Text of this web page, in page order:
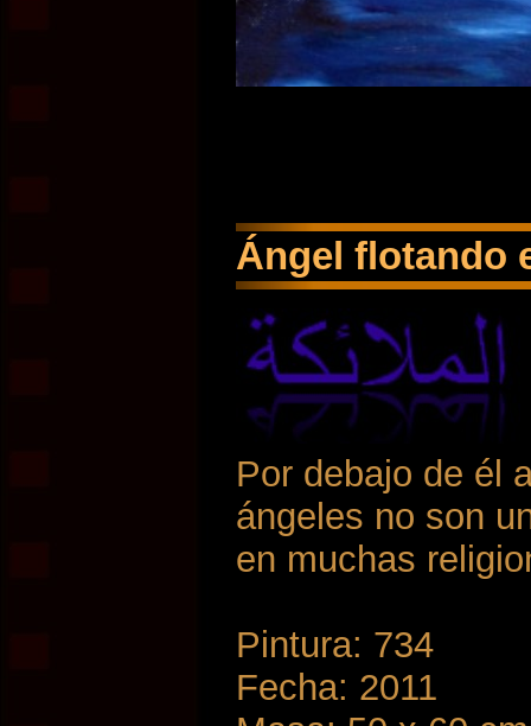
Ángel flotando
Por debajo de él
ángeles no son
en muchas
Pintura: 734
Fecha: 2011